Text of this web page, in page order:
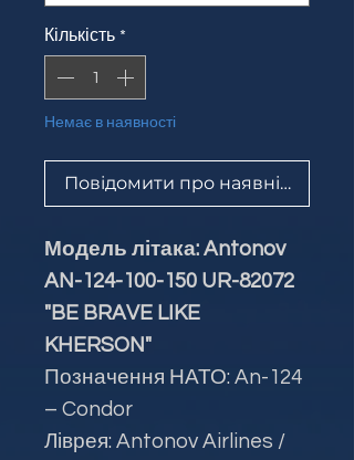
Кількість *
Немає в наявності
Повідомити про наявність
Модель літака: Antonov
AN-124-100-150 UR-82072
"BE BRAVE LIKE
KHERSON"
Позначення НАТО: An-124
– Condor
Ліврея: Antonov Airlines /